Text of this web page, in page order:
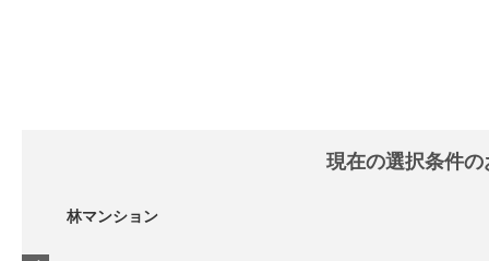
現在の選択条件
林マンション